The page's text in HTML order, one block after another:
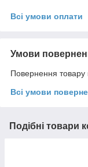
Всі умови оплати
Умови
Повернення товару
Всі умови
Подібні товари